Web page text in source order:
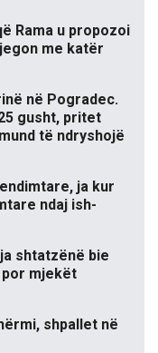
Rama u propozoi
me katër
në Pogradec.
gusht, pritet
të ndryshojë
ja kur
ndaj ish-
shtatzënë bie
por mjekët
shpallet në